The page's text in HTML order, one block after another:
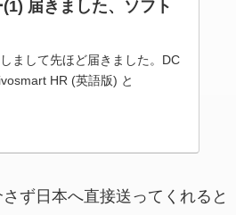
届きました、ソフト
まして先ほど届きました。DC
HR (英語版) と
ず日本へ直接送ってくれると